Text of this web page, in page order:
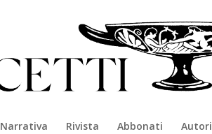
Narrativa Rivista Abbonati Autori